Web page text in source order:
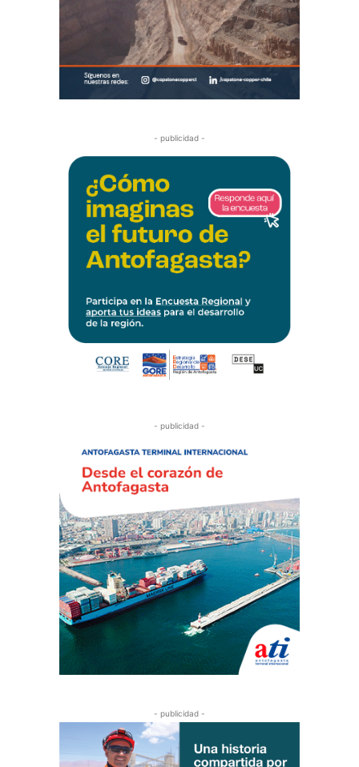
- publicidad -
- publicidad -
- publicidad -